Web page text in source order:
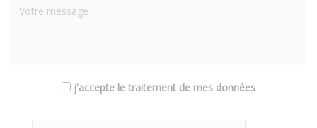
j'accepte le traitement de mes données